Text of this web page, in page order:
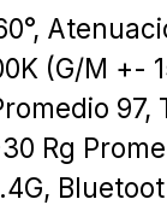
(G/M +-
97,
Rg